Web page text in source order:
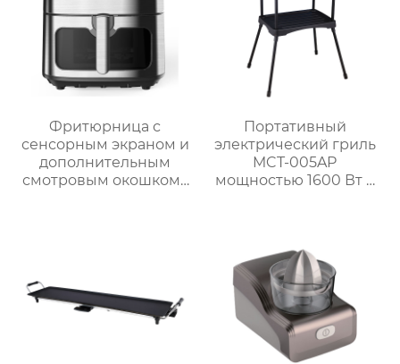
Фритюрница с
сенсорным экраном и
дополнительным
смотровым окошком |
Портативный
электрический гриль
MCT-005AP
мощностью 1600 Вт с
термостатом для
использования на
открытом воздухе